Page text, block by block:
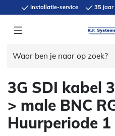
Installatie-service 35 jaar
3G SDI kabel
> male BNC
Huurperiode